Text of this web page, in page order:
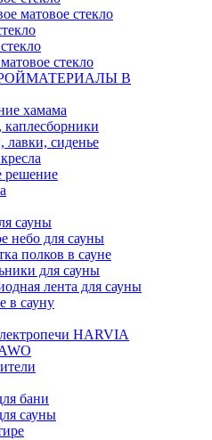
матовое стекло
стекло
В
хамама
каплесборники
лавки, сиденье
решение
сауны
небо для сауны
полков в сауне
для сауны
лента для сауны
в сауну
HARVIA
бани
сауны